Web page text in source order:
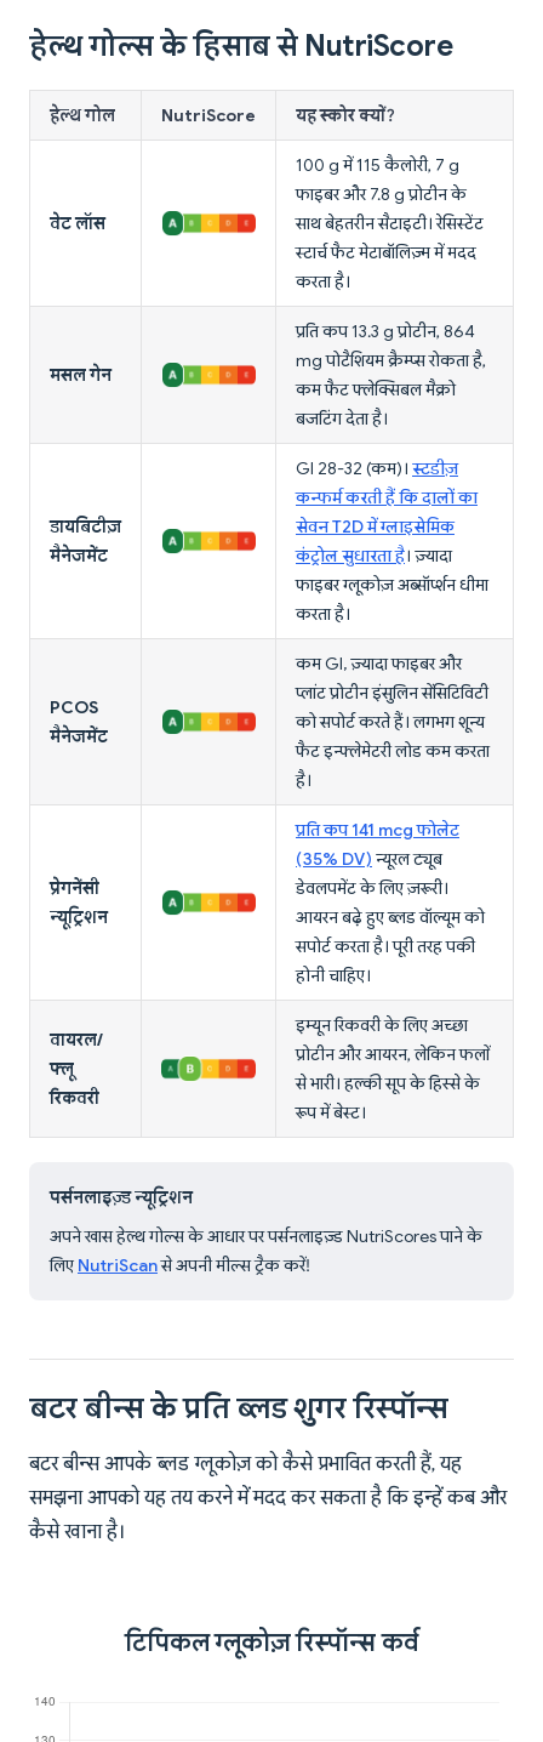
हेल्थ गोल्स के हिसाब से NutriScore
हेल्थ गोल NutriScore यह स्कोर क्यों?
वेट लॉस
100 g में 115 कैलोरी, 7 g
फाइबर और 7.8 g प्रोटीन के
साथ बेहतरीन सैटाइटी। रेसिस्टेंट
स्टार्च फैट मेटाबॉलिज़्म में मदद
करता है।
मसल गेन
प्रति कप 13.3 g प्रोटीन, 864
mg पोटैशियम क्रैम्प्स रोकता है,
कम फैट फ्लेक्सिबल मैक्रो
बजटिंग देता है।
डायबिटीज़
मैनेजमेंट
GI 28-32 (कम)। स्टडीज़
कन्फर्म करती हैं कि दालों का
सेवन T2D में ग्लाइसेमिक
कंट्रोल सुधारता है। ज़्यादा
फाइबर ग्लूकोज़ अब्सॉर्प्शन धीमा
करता है।
PCOS
मैनेजमेंट
कम GI, ज़्यादा फाइबर और
प्लांट प्रोटीन इंसुलिन सेंसिटिविटी
को सपोर्ट करते हैं। लगभग शून्य
फैट इन्फ्लेमेटरी लोड कम करता
है।
प्रेगनेंसी
न्यूट्रिशन
प्रति कप 141 mcg फोलेट
(35% DV) न्यूरल ट्यूब
डेवलपमेंट के लिए ज़रूरी।
आयरन बढ़े हुए ब्लड वॉल्यूम को
सपोर्ट करता है। पूरी तरह पकी
होनी चाहिए।
वायरल/
फ्लू
रिकवरी
इम्यून रिकवरी के लिए अच्छा
प्रोटीन और आयरन, लेकिन फलों
से भारी। हल्की सूप के हिस्से के
रूप में बेस्ट।
पर्सनलाइज़्ड न्यूट्रिशन
अपने खास हेल्थ गोल्स के आधार पर पर्सनलाइज़्ड NutriScores पाने के
लिए NutriScanसे अपनी मील्स ट्रैक करें!
बटर बीन्स के प्रति ब्लड शुगर रिस्पॉन्स
बटर बीन्स आपके ब्लड ग्लूकोज़ को कैसे प्रभावित करती हैं, यह
समझना आपको यह तय करने में मदद कर सकता है कि इन्हें कब और
कैसे खाना है।
टिपिकल ग्लूकोज़ रिस्पॉन्स कर्व